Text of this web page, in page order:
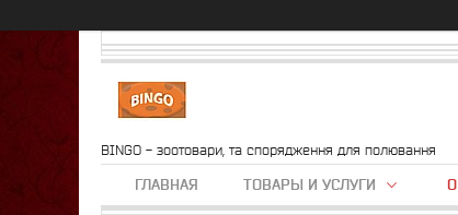
BINGO - зоотовари, та спорядження для полювання
ГЛАВНАЯ ТОВАРЫ И УСЛУГИ